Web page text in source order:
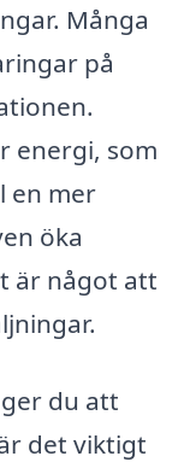
Många
på
energi, som
en mer
öka
är något att
du att
det viktigt